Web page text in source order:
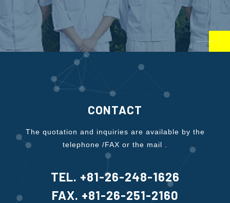
CONTACT
The quotation and inquiries are available by the
telephone /FAX or the mail .
TEL. +81-26-248-1626
FAX. +81-26-251-2160